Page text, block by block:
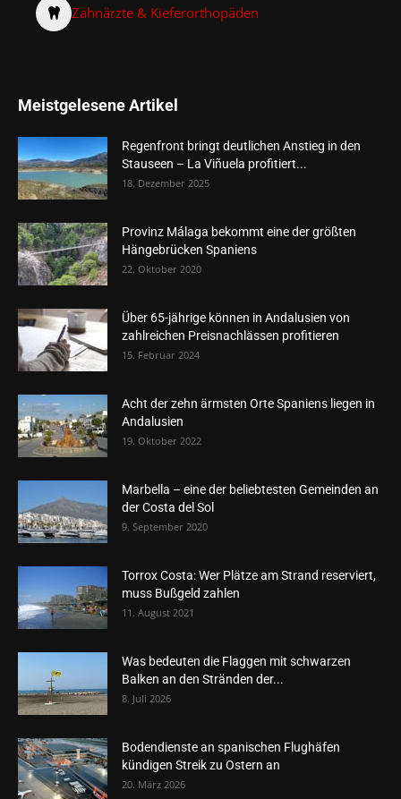
Zahnärzte & Kieferorthopäden
Meistgelesene Artikel
Regenfront bringt deutlichen Anstieg in den
Stauseen – La Viñuela profitiert...
18. Dezember 2025
Provinz Málaga bekommt eine der größten
Hängebrücken Spaniens
22. Oktober 2020
Über 65-jährige können in Andalusien von
zahlreichen Preisnachlässen profitieren
15. Februar 2024
Acht der zehn ärmsten Orte Spaniens liegen in
Andalusien
19. Oktober 2022
Marbella – eine der beliebtesten Gemeinden an
der Costa del Sol
9. September 2020
Torrox Costa: Wer Plätze am Strand reserviert,
muss Bußgeld zahlen
11. August 2021
Was bedeuten die Flaggen mit schwarzen
Balken an den Stränden der...
8. Juli 2026
Bodendienste an spanischen Flughäfen
kündigen Streik zu Ostern an
20. März 2026